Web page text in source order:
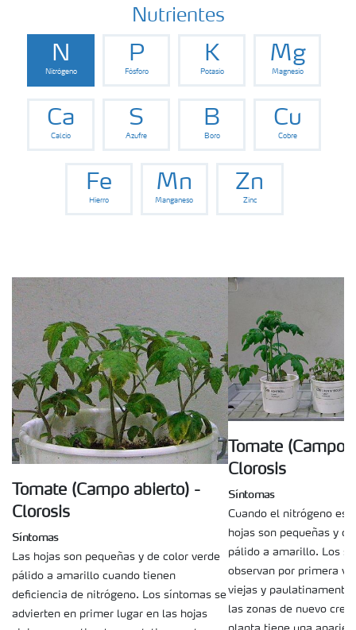
Portafolio de Agricultura Digital
Almacenaje y manejo de fertilizantes
Cultivos
Nutrientes
N
Nitrógeno
P
Fósforo
K
Potasio
Mg
Magnesio
Ca
Calcio
S
Azufre
B
Boro
Cu
Cobre
Fe
Hierro
Mn
Manganeso
Zn
Zinc
Tomate (Campo abierto) -
Clorosis
Síntomas
Las hojas son pequeñas y de color verde
pálido a amarillo cuando tienen
deficiencia de nitrógeno. Los síntomas se
advierten en primer lugar en las hojas
Tomate (Campo
Clorosis
Síntomas
Cuando el nitrógeno es
hojas son pequeñas y
pálido a amarillo. Los
observan por primera
viejas y paulatinamente
las zonas de nuevo